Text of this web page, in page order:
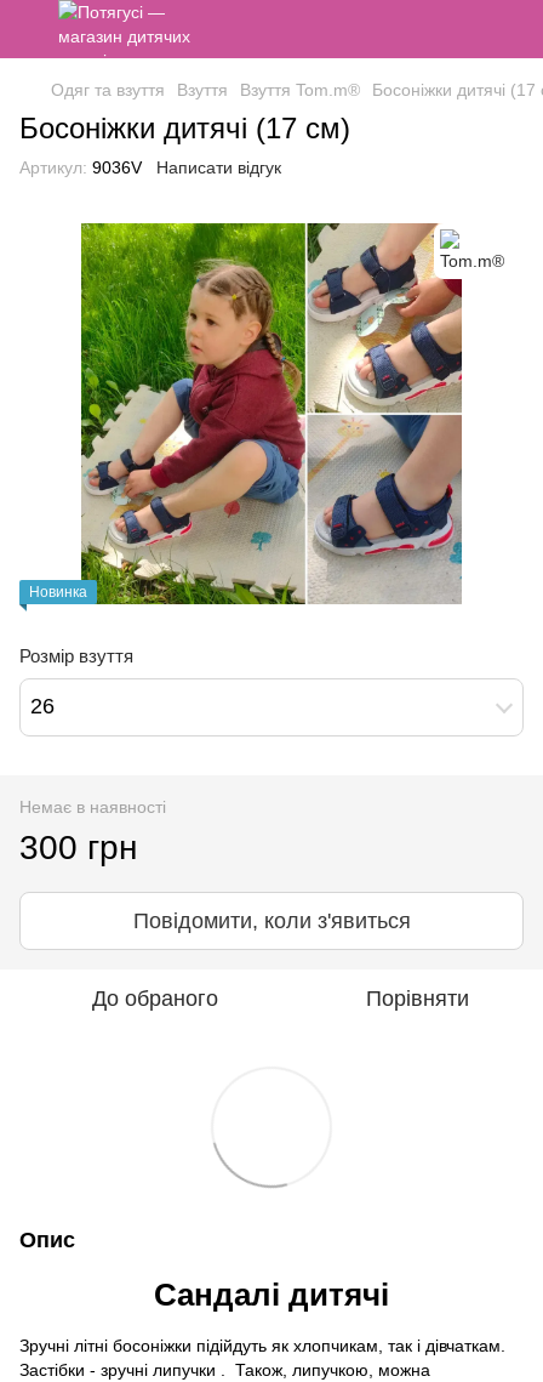
Одяг та взуття Взуття Взуття Tom.m® Босоніжки дитячі (17
Босоніжки дитячі (17 см)
Артикул: 9036V Написати відгук
Новинка
Розмір взуття
26
Немає в наявності
300 грн
Повідомити, коли з'явиться
До обраного Порівняти
Опис
Сандалі дитячі
Зручні літні босоніжки підійдуть як хлопчикам, так і дівчаткам.
Застібки - зручні липучки . Також, липучкою, можна